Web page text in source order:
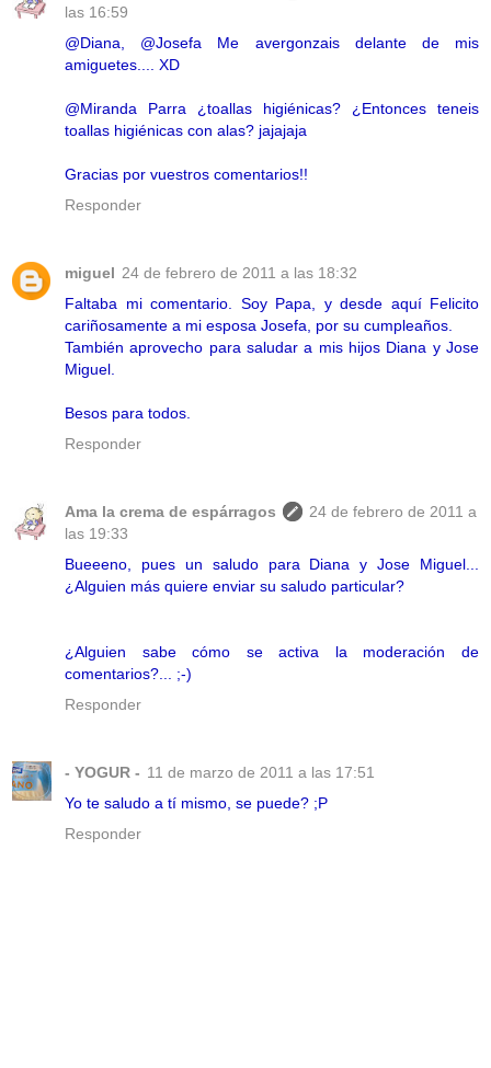
las 16:59
@Diana, @Josefa Me avergonzais delante de mis
amiguetes.... XD
@Miranda Parra ¿toallas higiénicas? ¿Entonces teneis
toallas higiénicas con alas? jajajaja
Gracias por vuestros comentarios!!
Responder
miguel 24 de febrero de 2011 a las 18:32
Faltaba mi comentario. Soy Papa, y desde aquí Felicito
cariñosamente a mi esposa Josefa, por su cumpleaños.
También aprovecho para saludar a mis hijos Diana y Jose
Miguel.
Besos para todos.
Responder
Ama la crema de espárragos
24 de febrero de 2011 a
las 19:33
Bueeeno, pues un saludo para Diana y Jose Miguel...
¿Alguien más quiere enviar su saludo particular?
¿Alguien sabe cómo se activa la moderación de
comentarios?... ;-)
Responder
- YOGUR - 11 de marzo de 2011 a las 17:51
Yo te saludo a tí mismo, se puede? ;P
Responder